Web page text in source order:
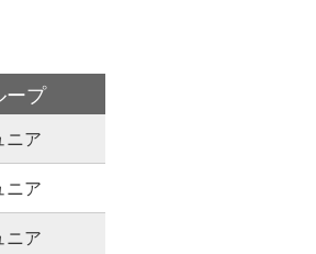
ープ
ニア
ニア
ニア